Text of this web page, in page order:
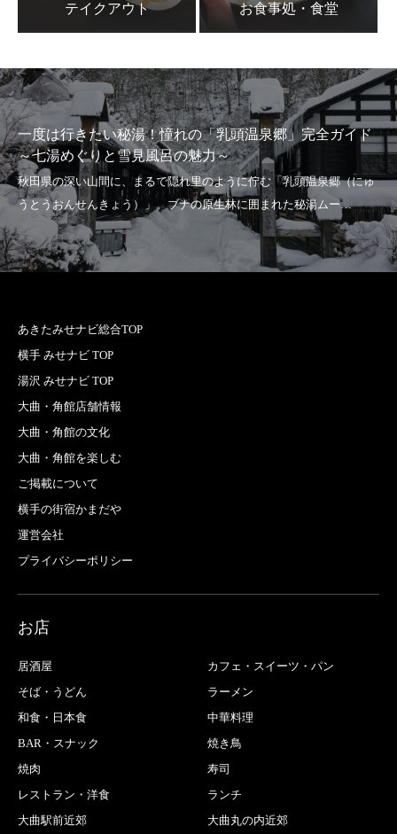
テイクアウト お食事処・食堂
一度は行きたい秘湯！憧れの「乳頭温泉郷」完全ガイド
～七湯めぐりと雪見風呂の魅力～
あきたみせナビ総合TOP
横手 みせナビ TOP
湯沢 みせナビ TOP
大曲・角館店舗情報
大曲・角館の文化
大曲・角館を楽しむ
ご掲載について
横手の街宿かまだや
運営会社
プライバシーポリシー
お店
居酒屋
カフェ・スイーツ・パン
そば・うどん
ラーメン
和食・日本食
中華料理
BAR・スナック
焼き鳥
焼肉
寿司
レストラン・洋食
ランチ
大曲駅前近郊
大曲丸の内近郊